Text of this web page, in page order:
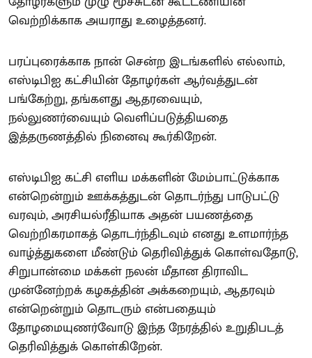
வெற்றிக்காக அயராது உழைத்தனர்.
பரப்புரைக்காக நான் சென்ற இடங்களில் எல்லாம்,
எஸ்டிபிஐ கட்சியின் தோழர்கள் ஆர்வத்துடன்
பங்கேற்று, தங்களது ஆதரவையும்,
நல்லுணர்வையும் வெளிப்படுத்தியதை
இத்தருணத்தில் நினைவு கூர்கிறேன்.
எஸ்டிபிஐ கட்சி எளிய மக்களின் மேம்பாட்டுக்காக
என்றென்றும் ஊக்கத்துடன் தொடர்ந்து பாடுபட்டு
வரவும், அரசியல்ரீதியாக அதன் பயணத்தை
வெற்றிகரமாகத் தொடர்ந்திடவும் எனது உளமார்ந்த
வாழ்த்துகளை மீண்டும் தெரிவித்துக் கொள்வதோடு,
சிறுபான்மை மக்கள் நலன் மீதான திராவிட
முன்னேற்றக் கழகத்தின் அக்கறையும், ஆதரவும்
என்றென்றும் தொடரும் என்பதையும்
தோழமையுணர்வோடு இந்த நேரத்தில் உறுதிபடத்
தெரிவித்துக் கொள்கிறேன்.